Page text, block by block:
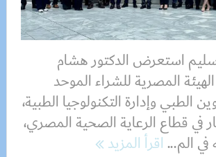
استعرض الدكتور هشام
المصرية للشراء الموحد
الطبي وإدارة التكنولوجيا الطبية،
في قطاع الرعاية الصحية المصري،
الم...اقرأ المزيد